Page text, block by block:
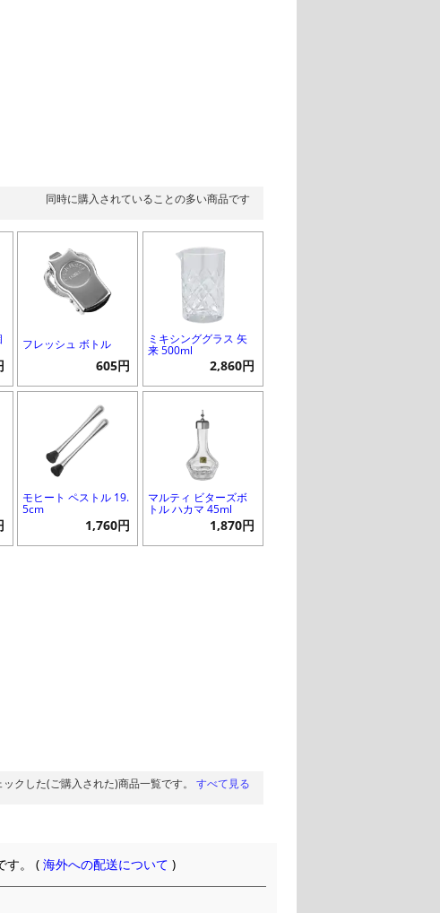
同時に購入されていることの多い商品です
フレッシュ ボトル
605円
ミキシンググラス 矢
来 500ml
2,860円
モヒート ペストル 19.
5cm
1,760円
マルティ ビターズボ
トル ハカマ 45ml
1,870円
クした(ご購入された)商品一覧です。 すべて見る
す。 (海外への配送について )